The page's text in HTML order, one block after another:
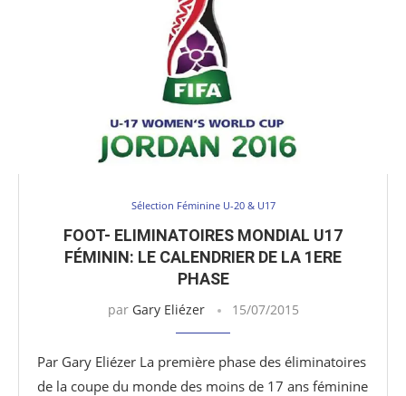
Sélection Féminine U-20 & U17
FOOT- ELIMINATOIRES MONDIAL U17
FÉMININ: LE CALENDRIER DE LA 1ERE
PHASE
par Gary Eliézer 15/07/2015
Par Gary Eliézer La première phase des éliminatoires
de la coupe du monde des moins de 17 ans féminine